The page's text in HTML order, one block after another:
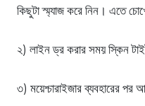
কিছুটা স্ম্যাজ করে নিন। এতে
২) লাইন ড্র করার সময় স্কিন
৩) ময়েশ্চারাইজার ব্যবহারের